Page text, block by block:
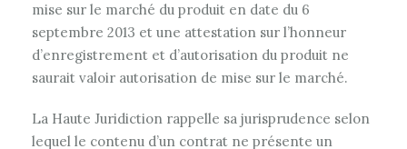
mise sur le marché du produit en date du 6
septembre 2013 et une attestation sur l’honneur
d’enregistrement et d’autorisation du produit ne
saurait valoir autorisation de mise sur le marché.
La Haute Juridiction rappelle sa jurisprudence selon
lequel le contenu d’un contrat ne présente un